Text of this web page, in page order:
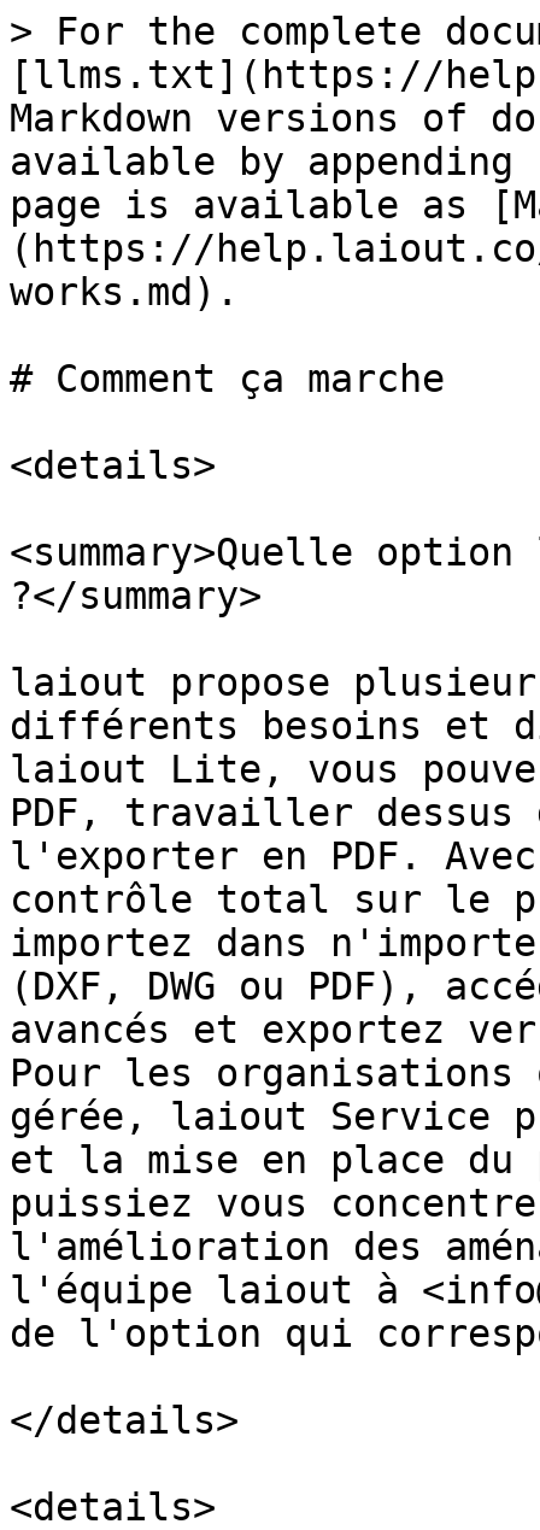
> For the complete
[llms.txt](https://
Markdown versions of
available by
page is available as
(https://
works.md).
# Comment ça marche
<details>
<summary>Quelle
?</summary>
laiout propose
différents besoins et
laiout Lite, vous
PDF, travailler dessus
l'exporter en PDF.
contrôle total sur le
importez dans
(DXF, DWG ou PDF),
avancés et exportez
Pour les organisations
gérée, laiout Service
et la mise en place du
puissiez vous
l'amélioration des
l'équipe laiout à
de l'option qui
</details>
<details>